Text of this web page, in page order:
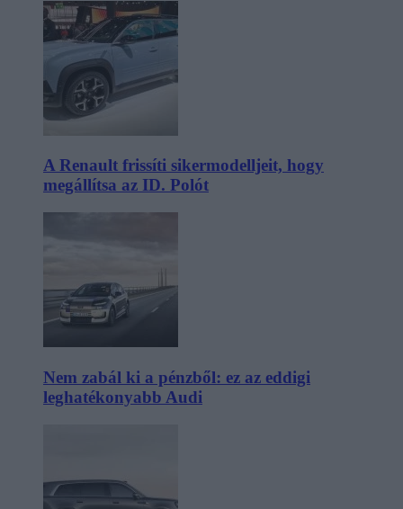
A Renault frissíti sikermodelljeit, hogy
megállítsa az ID. Polót
Nem zabál ki a pénzből: ez az eddigi
leghatékonyabb Audi